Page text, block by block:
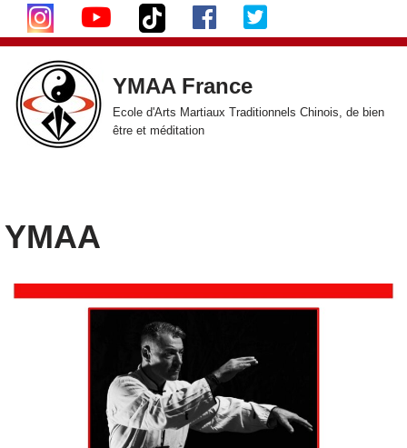
Aller
au
contenu
YMAA France
Ecole d'Arts Martiaux Traditionnels Chinois, de bien
être et méditation
YMAA